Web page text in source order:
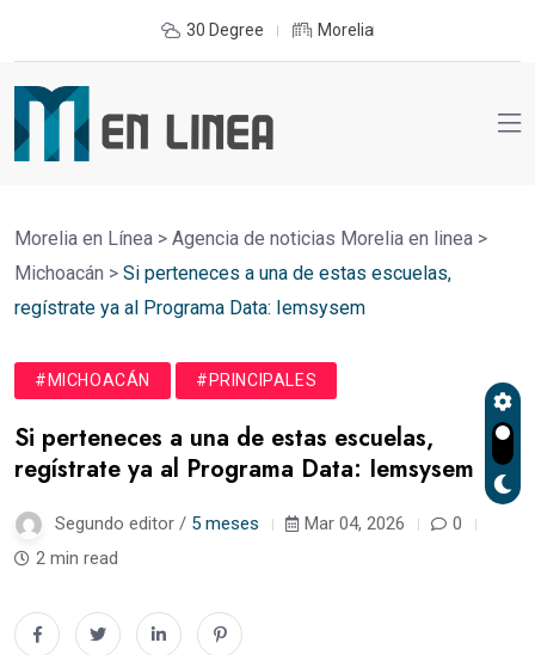
30 Degree Morelia
Morelia en Línea > Agencia de noticias Morelia en linea >
Michoacán > Si perteneces a una de estas escuelas,
regístrate ya al Programa Data: Iemsysem
#MICHOACÁN #PRINCIPALES
Si perteneces a una de estas escuelas,
regístrate ya al Programa Data: Iemsysem
Segundo editor / 5 meses Mar 04, 2026
0
2 min read